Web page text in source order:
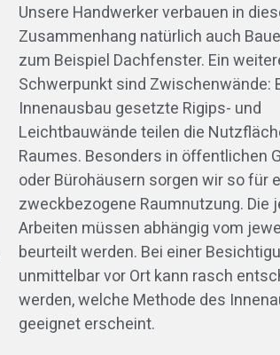
Unsere Handwerker verbauen in
Zusammenhang natürlich auch
zum Beispiel Dachfenster. Ein
Schwerpunkt sind Zwischenwände:
Innenausbau gesetzte Rigips- und
Leichtbauwände teilen die
Raumes. Besonders in öffentlichen
oder Bürohäusern sorgen wir so für
zweckbezogene Raumnutzung. Die
Arbeiten müssen abhängig vom
beurteilt werden. Bei einer
unmittelbar vor Ort kann rasch
werden, welche Methode des
geeignet erscheint.